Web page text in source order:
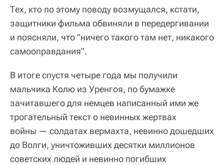
Тех, кто по этому поводу возмущался, кстати,
защитники фильма обвиняли в передергивании
и поясняли, что "ничего такого там нет, никакого
самооправдания".
В итоге спустя четыре года мы получили
мальчика Колю из Уренгоя, по бумажке
зачитавшего для немцев написанный ими же
трогательный текст о невинных жертвах
войны — солдатах вермахта, невинно дошедших
до Волги, уничтоживших десятки миллионов
советских людей и невинно погибших